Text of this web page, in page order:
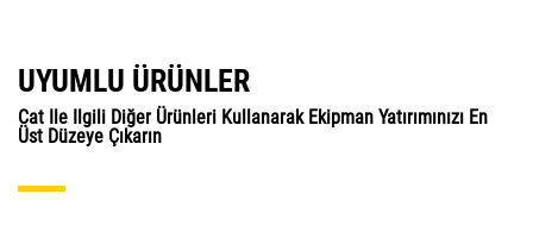
UYUMLU ÜRÜNLER
Cat Ile Ilgili Diğer Ürünleri Kullanarak Ekipman Yatırımınızı En
Üst Düzeye Çıkarın